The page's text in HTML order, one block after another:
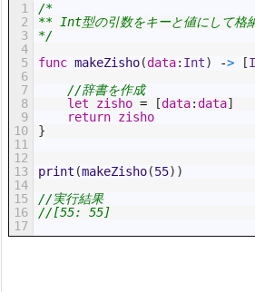
1
2
3
4
5
6
7
8
9
10
11
12
13
14
15
16
17
/*
** Int型の引数をキーと値にして格
*/
func makeZisho(data: Int) -> [
//辞書を作成
let
zisho = [data:data]
return zisho
}
print (makeZisho(55) )
//実行結果
//[55: 55]